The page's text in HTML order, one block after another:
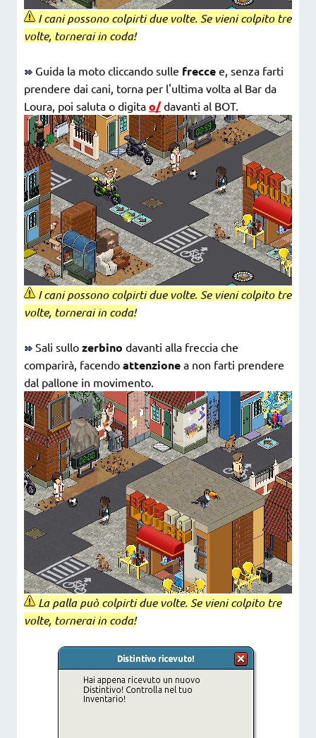
I cani possono colpirti due volte. Se vieni colpito tre
volte, tornerai in coda!
Guida la moto cliccando sulle frecce e, senza farti
prendere dai cani, torna per l'ultima volta al Bar da
Loura, poi saluta o digita o/davanti al BOT.
I cani possono colpirti due volte. Se vieni colpito tre
volte, tornerai in coda!
Sali sullo zerbino davanti alla freccia che
comparirà, facendo attenzione a non farti prendere
dal pallone in movimento.
La palla può colpirti due volte. Se vieni colpito tre
volte, tornerai in coda!